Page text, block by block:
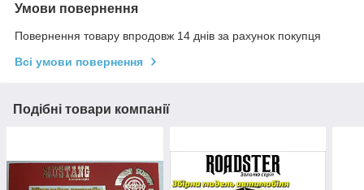
Умови повернення
Повернення товару впродовж 14 днів за рахунок покупця
Всі умови повернення
Подібні товари компанії